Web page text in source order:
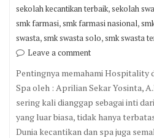
sekolah kecantikan terbaik,sekolah
smk farmasi,smk farmasi nasional,
swasta,smk swasta solo,smk swasta
Leave a comment
Pentingnya memahami Hospitality
Spa oleh : Aprilian Sekar Yosinta,
sering kali dianggap sebagai inti
yang luar biasa, tidak hanya
Dunia kecantikan dan spa juga